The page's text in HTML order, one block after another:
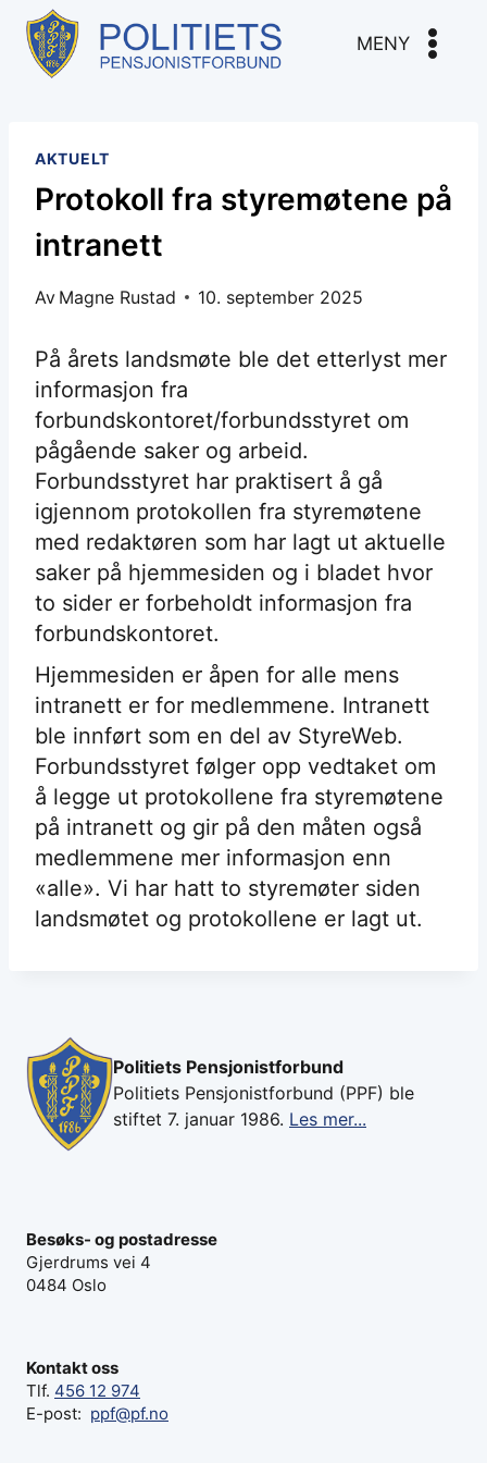
Skip
content
MENY
AKTUELT
Protokoll fra styremøtene på
intranett
Av Magne Rustad 10. september 2025
På årets landsmøte ble det etterlyst mer
informasjon fra
forbundskontoret/forbundsstyret om
pågående saker og arbeid.
Forbundsstyret har praktisert å gå
igjennom protokollen fra styremøtene
med redaktøren som har lagt ut aktuelle
saker på hjemmesiden og i bladet hvor
to sider er forbeholdt informasjon fra
forbundskontoret.
Hjemmesiden er åpen for alle mens
intranett er for medlemmene. Intranett
ble innført som en del av StyreWeb.
Forbundsstyret følger opp vedtaket om
å legge ut protokollene fra styremøtene
på intranett og gir på den måten også
medlemmene mer informasjon enn
«alle». Vi har hatt to styremøter siden
landsmøtet og protokollene er lagt ut.
Politiets Pensjonistforbund
Politiets Pensjonistforbund (PPF) ble
stiftet 7. januar 1986. Les mer...
Besøks- og postadresse
Gjerdrums vei 4
0484 Oslo
Kontakt oss
Tlf. 456 12 974
E-post: ppf@pf.no